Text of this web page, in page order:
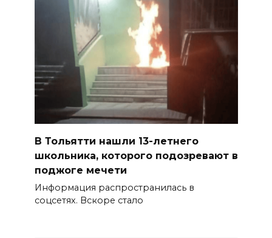
В Тольятти нашли 13-летнего
школьника, которого подозревают в
поджоге мечети
Информация распространилась в
соцсетях. Вскоре стало